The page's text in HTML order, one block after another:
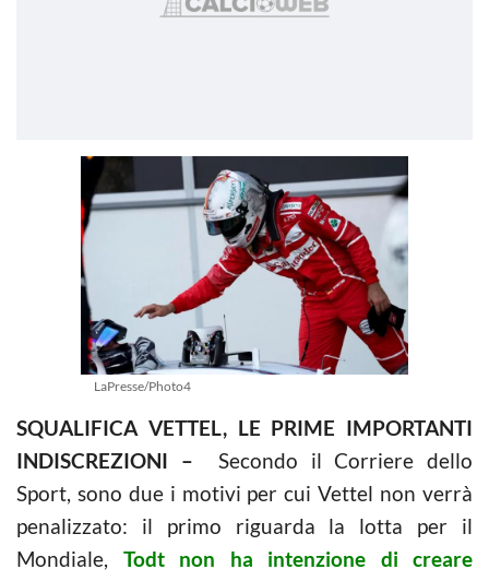
LaPresse/Photo4
SQUALIFICA VETTEL, LE PRIME IMPORTANTI
INDISCREZIONI – Secondo il Corriere dello
Sport, sono due i motivi per cui Vettel non verrà
penalizzato: il primo riguarda la lotta per il
Mondiale, Todt non ha intenzione di creare